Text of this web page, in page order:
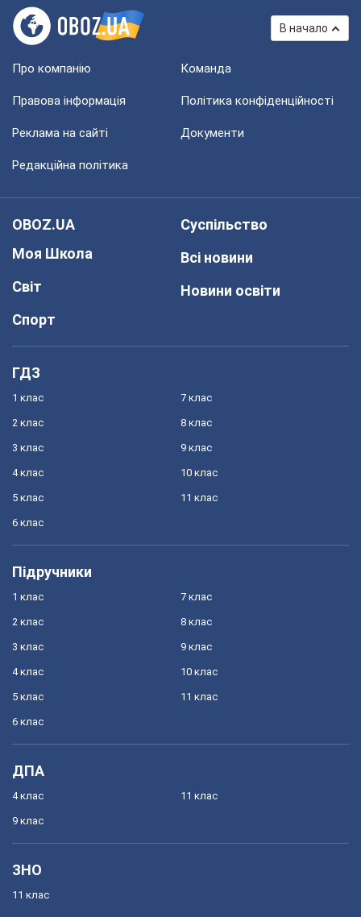
В начало
Про компанію Команда
Правова інформація Політика конфіденційності
Реклама на сайті Документи
Редакційна політика
OBOZ.UA
Моя Школа
Світ
Спорт
Суспільство
Всі новини
Новини освіти
ГДЗ
1 клас
2 клас
3 клас
4 клас
5 клас
6 клас
7 клас
8 клас
9 клас
10 клас
11 клас
Підручники
1 клас
2 клас
3 клас
4 клас
5 клас
6 клас
7 клас
8 клас
9 клас
10 клас
11 клас
ДПА
4 клас
9 клас
11 клас
ЗНО
11 клас